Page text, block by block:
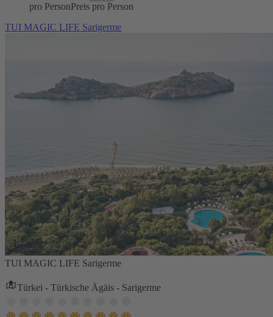
pro PersonPreis pro Person
TUI MAGIC LIFE Sarigerme
TUI MAGIC LIFE Sarigerme
Türkei - Türkische Ägäis - Sarigerme